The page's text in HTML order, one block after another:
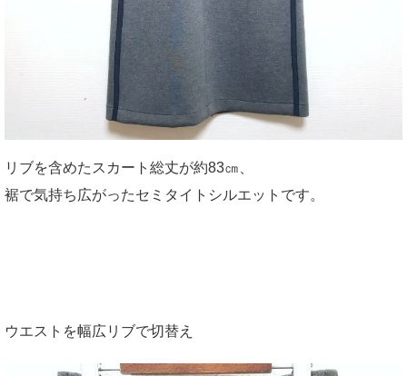
リブを含めたスカート総丈が約83㎝、
裾で気持ち広がったセミタイトシルエットです。
ウエストを幅広リブで切替え